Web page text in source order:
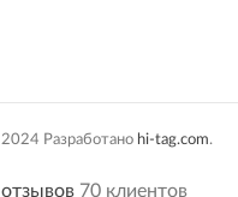
2024 Разработано hi-tag.com.
отзывов 70 клиентов